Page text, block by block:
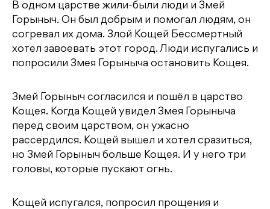
В одном царстве жили-были люди и Змей
Горыныч. Он был добрым и помогал людям, он
согревал их дома. Злой Кощей Бессмертный
хотел завоевать этот город. Люди испугались и
попросили Змея Горыныча остановить Кощея.
Змей Горыныч согласился и пошёл в царство
Кощея. Когда Кощей увидел Змея Горыныча
перед своим царством, он ужасно
рассердился. Кощей вышел и хотел сразиться,
но Змей Горыныч больше Кощея. И у него три
головы, которые пускают огнь.
Кощей испугался, попросил прощения и